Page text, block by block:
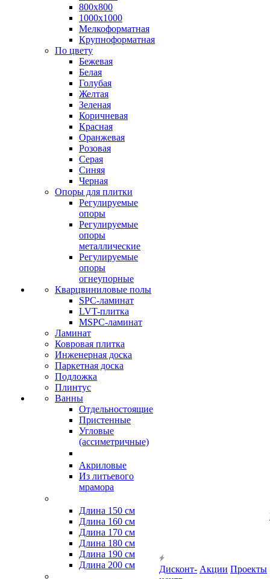
800х800
1000х1000
Мелкоформатная
Крупноформатная
По цвету
Бежевая
Белая
Голубая
Желтая
Зеленая
Коричневая
Красная
Оранжевая
Розовая
Серая
Синяя
Черная
Опоры для плитки
Регулируемые
опоры
Регулируемые
опоры
металлические
Регулируемые
опоры
огнеупорные
Кварцвиниловые полы
SPC-ламинат
LVT-плитка
MSPC-ламинат
Ламинат
Ковровая плитка
Инженерная доска
Паркетная доска
Подложка
Плинтус
Ванны
Отдельностоящие
Пристенные
Угловые
(ассиметричные)
Акриловые
Из литьевого
мрамора
Длина 150 см
Длина 160 см
Длина 170 см
Длина 180 см
Длина 190 см
Длина 200 см
Дисконт- Акции Проекты